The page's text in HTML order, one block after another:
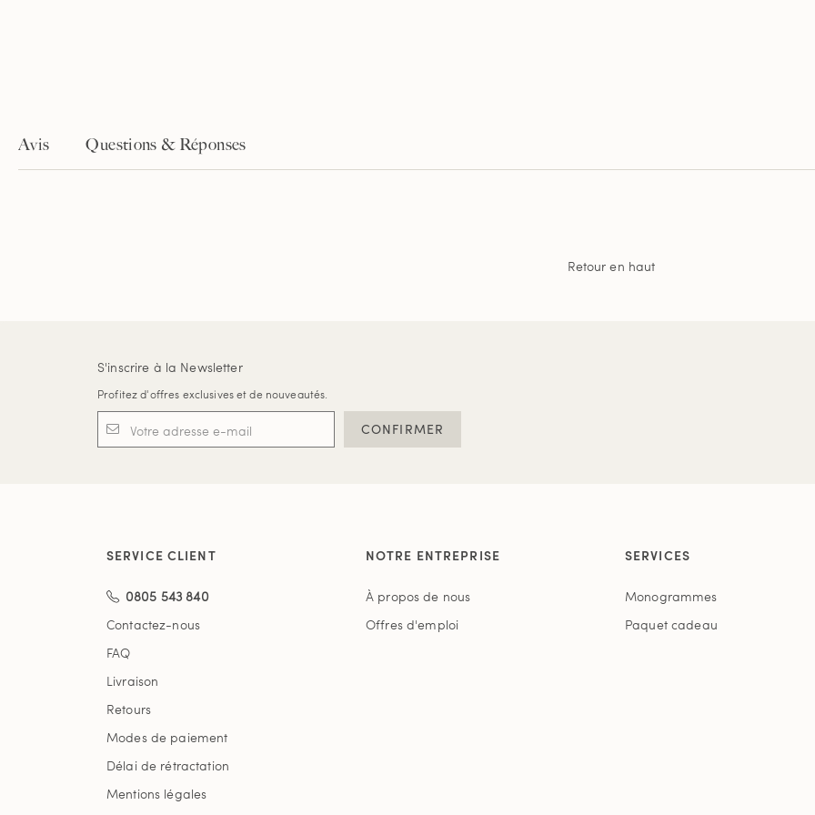
Avis Questions & Réponses
Retour en haut
S'inscrire à la Newsletter
Profitez d'offres exclusives et de nouveautés.
CONFIRMER
SERVICE CLIENT
0805 543 840
Contactez-nous
FAQ
Livraison
Retours
Modes de paiement
Délai de rétractation
Mentions légales
NOTRE ENTREPRISE
À propos de nous
Offres d'emploi
SERVICES
Monogrammes
Paquet cadeau